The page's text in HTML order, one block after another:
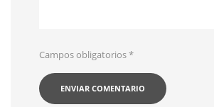
Campos obligatorios*